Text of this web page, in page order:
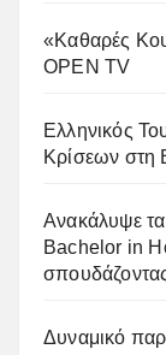
«Καθαρές
OPEN TV
Ελληνικός
Κρίσεων στη
Ανακάλυψε
Bachelor in
Δυναμικό